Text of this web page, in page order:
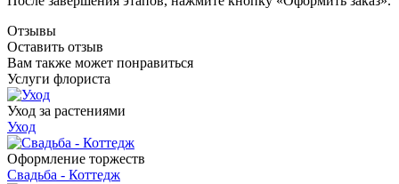
Отзывы
Оставить отзыв
Вам также может понравиться
Услуги флориста
Уход за растениями
Уход
Оформление торжеств
Свадьба - Коттедж